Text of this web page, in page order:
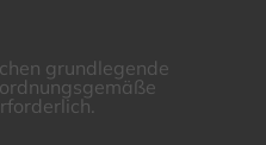
grundlegende